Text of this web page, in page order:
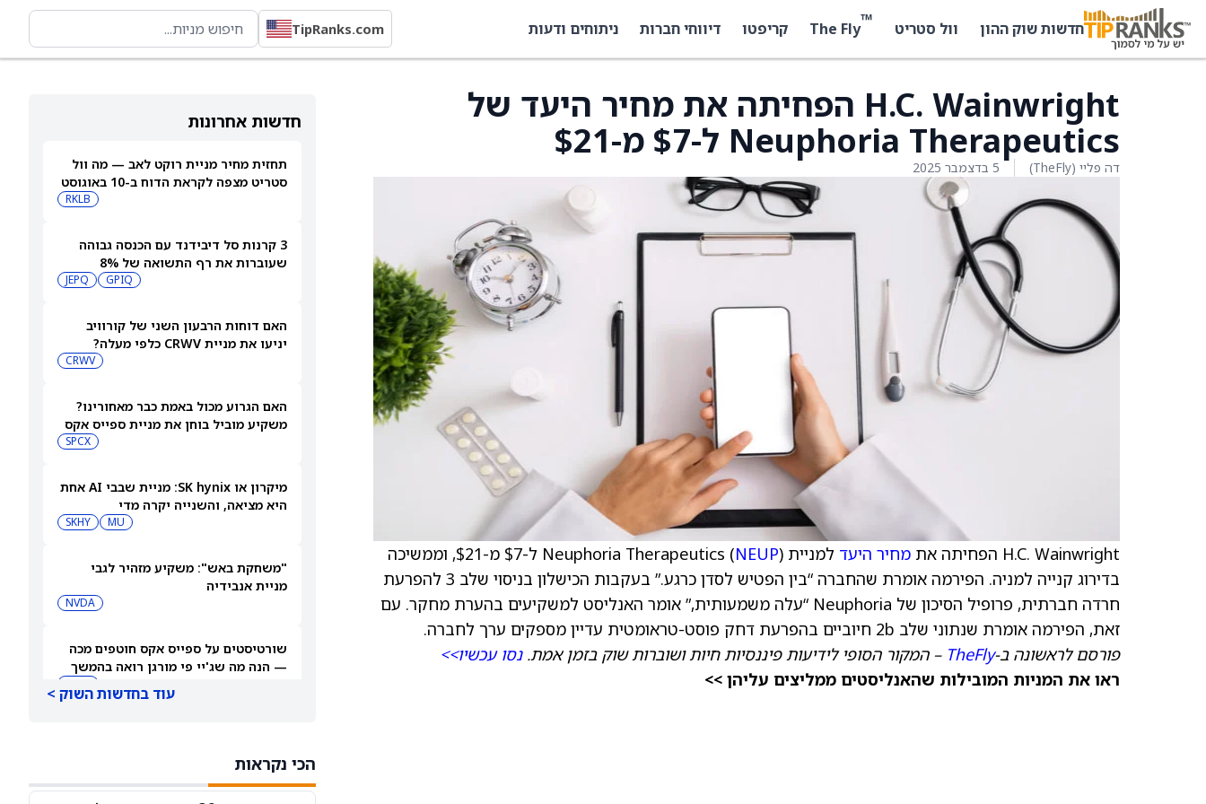
חדשות שוק ההון וול סטריט ™
The Fly קריפטו דיווחי חברות ניתוחים ודעות TipRanks.com
חדשות אחרונות
תחזית מחיר מניית רוקט לאב — מה וול
סטריט מצפה לקראת הדוח ב-10 באוגוסט
RKLB
3 קרנות סל דיבידנד עם הכנסה גבוהה
שעוברות את רף התשואה של 8%
GPIQ
JEPQ
האם דוחות הרבעון השני של קורוויב
יניעו את מניית CRWV כלפי מעלה?
CRWV
האם הגרוע מכול באמת כבר מאחורינו?
משקיע מוביל בוחן את מניית ספייס אקס
SPCX
מיקרון או SK hynix: מניית שבבי AI אחת
היא מציאה, והשנייה יקרה מדי
MU
SKHY
"משחקת באש": משקיע מזהיר לגבי
מניית אנבידיה
NVDA
שורטיסטים על ספייס אקס חוטפים מכה
— הנה מה שג'יי פי מורגן רואה בהמשך
הבא… אבל המותג Cursor עלול להיעלם
עוד בחדשות השוק >
הכי נקראות
H.C. Wainwright הפחיתה את מחיר היעד של
Neuphoria Therapeutics ל-$7 מ-$21
דה פליי (TheFly) 5 בדצמבר 2025
H.C. Wainwright הפחיתה את מחיר היעד למניית Neuphoria Therapeutics ( NEUP
) ל-$7 מ-$21, וממשיכה
בדירוג קנייה למניה. הפירמה אומרת שהחברה “בין הפטיש לסדן כרגע.” בעקבות הכישלון בניסוי שלב 3 להפרעת
חרדה חברתית, פרופיל הסיכון של Neuphoria “עלה משמעותית,” אומר האנליסט למשקיעים בהערת מחקר. עם
זאת, הפירמה אומרת שנתוני שלב 2b חיוביים בהפרעת דחק פוסט-טראומטית עדיין מספקים ערך לחברה.
פורסם לראשונה ב-TheFly – המקור הסופי לידיעות פיננסיות חיות ושוברות שוק בזמן אמת.נסו עכשיו>>
ראו את המניות המובילות שהאנליסטים ממליצים עליהן >>